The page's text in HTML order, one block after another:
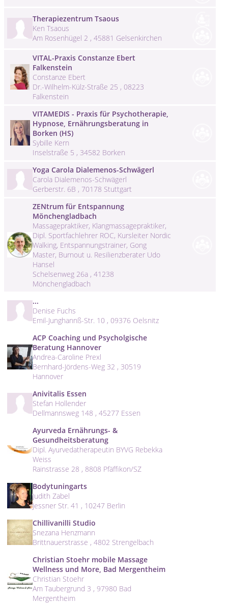
Therapiezentrum Tsaous
Ken Tsaous
Am Rosenhügel 2 , 45881 Gelsenkirchen
VITAL-Praxis Constanze Ebert
Falkenstein
Constanze Ebert
Dr.-Wilhelm-Külz-Straße 25 , 08223
Falkenstein
VITAMEDIS - Praxis für Psychotherapie,
Hypnose, Ernährungsberatung in
Borken (HS)
Sybille Kern
Inselstraße 5 , 34582 Borken
Yoga Carola Dialemenos-Schwägerl
Carola Dialemenos-Schwägerl
Gerberstr. 6B , 70178 Stuttgart
ZENtrum für Entspannung
Mönchengladbach
Massagepraktiker, Klangmassagepraktiker,
Dipl. Sportfachlehrer ROC, Kursleiter Nordic
Walking, Entspannungstrainer, Gong
Master, Burnout u. Resilienzberater Udo
Hansel
Schelsenweg 26a , 41238
Mönchengladbach
...
Denise Fuchs
Emil-Junghannß-Str. 10 , 09376 Oelsnitz
ACP Coaching und Psycholgische
Beratung Hannover
Andrea-Caroline Prexl
Bernhard-Jördens-Weg 32 , 30519
Hannover
Anivitalis Essen
Stefan Hollender
Dellmannsweg 148 , 45277 Essen
Ayurveda Ernährungs- &
Gesundheitsberatung
Dipl. Ayurvedatherapeutin BYVG Rebekka
Weiss
Rainstrasse 28 , 8808 Pfäffikon/SZ
Bodytuningarts
Judith Zabel
Jessner Str. 41 , 10247 Berlin
Chillivanilli Studio
Snezana Henzmann
Brittnauerstrasse , 4802 Strengelbach
Christian Stoehr mobile Massage
Wellness und More, Bad Mergentheim
Christian Stoehr
Am Taubergrund 3 , 97980 Bad
Mergentheim